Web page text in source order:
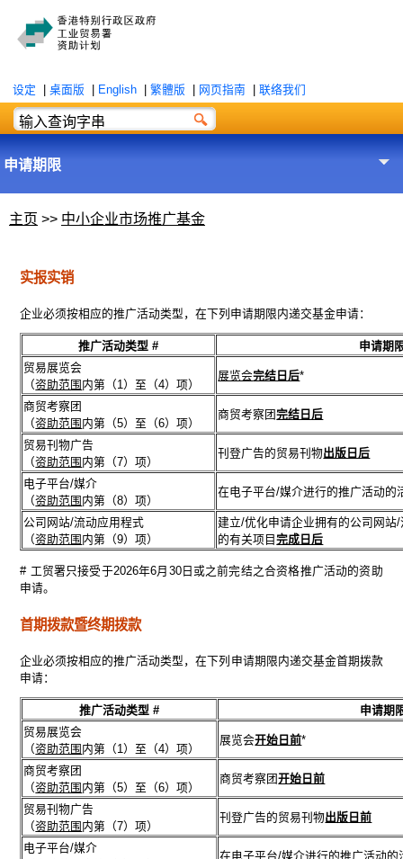
设定 桌面版 English 繁體版 网页指南 联络我们
申请期限
主页 >> 中小企业市场推广基金
实报实销
企业必须按相应的推广活动类型，在下列申请期限内递交基金申请：
推广活动类型 #
申请期
贸易展览会
（资助范围内第（1）至（4）项）
展览会完结日后*
商贸考察团
（资助范围内第（5）至（6）项）
商贸考察团完结日后
贸易刊物广告
（资助范围内第（7）项）
刊登广告的贸易刊物出版日后
电子平台/媒介
（资助范围内第（8）项）
在电子平台/媒介进行的推广活动的
公司网站/流动应用程式
（资助范围内第（9）项）
建立/优化申请企业拥有的公司网站
的有关项目完成日后
# 工贸署只接受于2026年6月30日或之前完结之合资格推广活动的资助
申请。
首期拨款暨终期拨款
企业必须按相应的推广活动类型，在下列申请期限内递交基金首期拨款
申请：
推广活动类型 #
申请期
贸易展览会
（资助范围 内第（1）至（4）项）
展览会开始日前*
商贸考察团
（资助范围 内第（5）至（6）项）
商贸考察团开始日前
贸易刊物广告
（资助范围 内第（7）项）
刊登广告的贸易刊物出版日前
电子平台/媒介
在电子平台/媒介进行的推广活动的